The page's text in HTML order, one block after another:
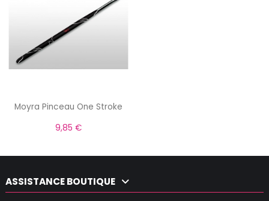
Moyra Pinceau One Stroke
9,85 €
ASSISTANCE BOUTIQUE